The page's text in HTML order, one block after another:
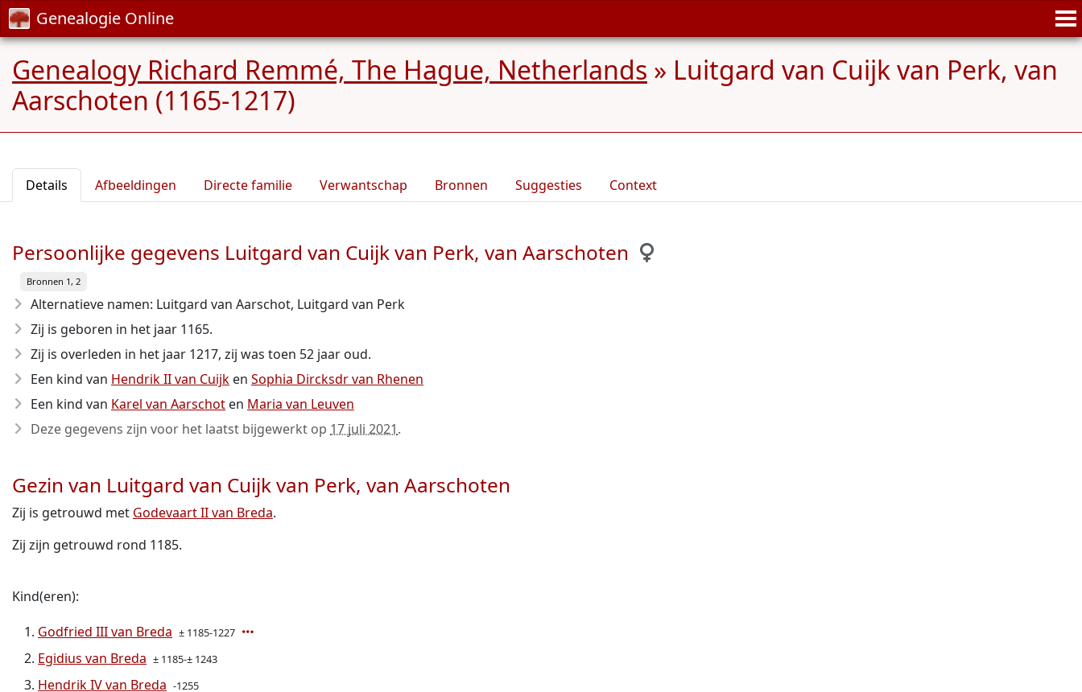
Genealogie Online
Genealogy Richard Remmé, The Hague, Netherlands » Luitgard van Cuijk van Perk, van
Aarschoten (1165-1217)
Details Afbeeldingen Directe familie Verwantschap Bronnen Suggesties Context
Persoonlijke gegevens Luitgard van Cuijk van Perk, van Aarschoten
Bronnen 1, 2
Alternatieve namen: Luitgard van Aarschot, Luitgard van Perk
Zij is geboren in het jaar 1165.
Zij is overleden in het jaar 1217, zij was toen 52 jaar oud.
Een kind van Hendrik II van Cuijk en Sophia Dircksdr van Rhenen
Een kind van Karel van Aarschot en Maria van Leuven
Deze gegevens zijn voor het laatst bijgewerkt op 17 juli 2021.
Gezin van Luitgard van Cuijk van Perk, van Aarschoten
Zij is getrouwd met Godevaart II van Breda.
Zij zijn getrouwd rond 1185.
Kind(eren):
Godfried III van Breda ± 1185-1227
Egidius van Breda ± 1185-± 1243
Hendrik IV van Breda -1255